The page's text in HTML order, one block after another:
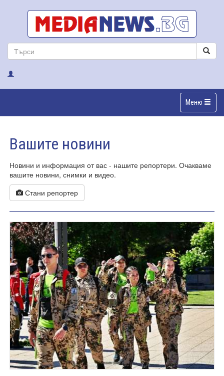
Меню
Вашите новини
Новини и информация от вас - нашите репортери. Очакваме
вашите новини, снимки и видео.
Стани репортер